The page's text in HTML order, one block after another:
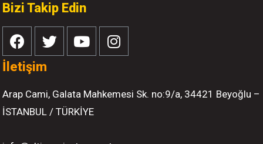
Bizi Takip Edin
İletişim
Arap Cami, Galata Mahkemesi Sk. no:9/a, 34421 Beyoğlu –
İSTANBUL / TÜRKİYE